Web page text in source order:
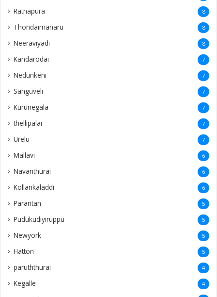
Ratnapura 8
Thondaimanaru 8
Neeraviyadi 8
Kandarodai 7
Nedunkeni 7
Sanguveli 7
Kurunegala 7
thellipalai 7
Urelu 7
Mallavi 6
Navanthurai 6
Kollankaladdi 6
Parantan 5
Pudukudiyiruppu 5
Newyork 5
Hatton 5
paruththurai 4
Kegalle 4